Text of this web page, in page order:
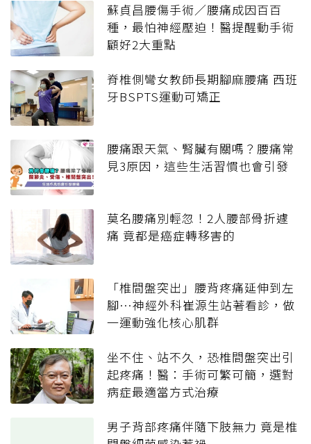
蘇貞昌腰傷手術／腰痛成因百百
種，最怕神經壓迫！醫提醒動手術
顧好2大重點
脊椎側彎女教師長期腳麻腰痛 西班
牙BSPTS運動可矯正
腰痛跟天氣、腎臟有關嗎？腰痛常
見3原因，這些生活習慣也會引發
莫名腰痛別輕忽！2人腰部骨折遽
痛 竟都是癌症轉移害的
「椎間盤突出」腰背疼痛延伸到左
腳…神經外科崔源生站著看診，做
一運動強化核心肌群
坐不住、站不久，恐椎間盤突出引
起疼痛！醫：手術可繁可簡，選對
病症最適當方式治療
男子背部疼痛伴隨下肢無力 竟是椎